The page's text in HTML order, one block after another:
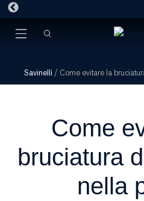
Savinelli / Come evitare la
Come
bruciatura
nella